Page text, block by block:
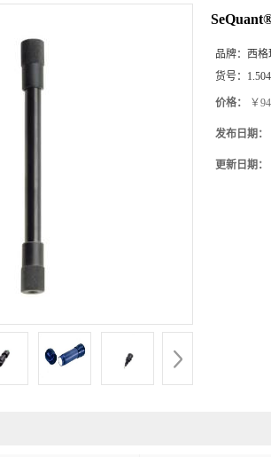
品牌： 西格
货号：
价格： ￥
发布日期：
更新日期：